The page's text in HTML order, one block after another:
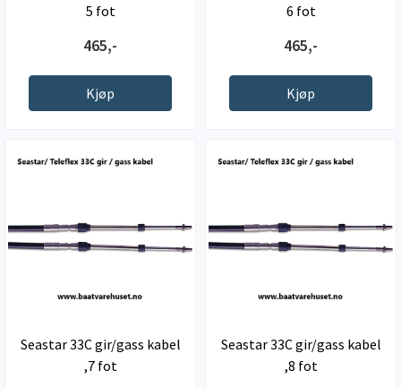
5 fot
465,-
Kjøp
6 fot
465,-
Kjøp
Seastar 33C gir/gass kabel
,7 fot
Seastar 33C gir/gass kabel
,8 fot